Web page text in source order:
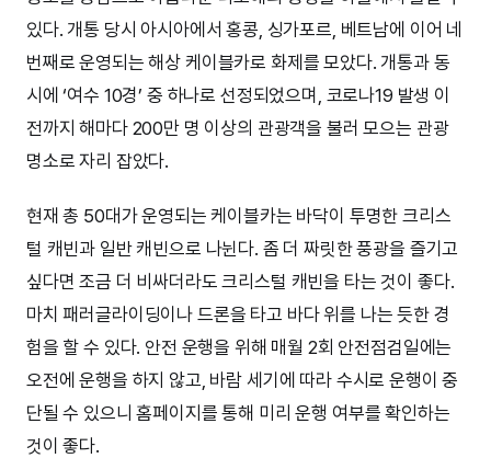
있다. 개통 당시 아시아에서 홍콩, 싱가포르, 베트남에 이어 네
번째로 운영되는 해상 케이블카로 화제를 모았다. 개통과 동
시에 ‘여수 10경’ 중 하나로 선정되었으며, 코로나19 발생 이
전까지 해마다 200만 명 이상의 관광객을 불러 모으는 관광
명소로 자리 잡았다.
현재 총 50대가 운영되는 케이블카는 바닥이 투명한 크리스
털 캐빈과 일반 캐빈으로 나뉜다. 좀 더 짜릿한 풍광을 즐기고
싶다면 조금 더 비싸더라도 크리스털 캐빈을 타는 것이 좋다.
마치 패러글라이딩이나 드론을 타고 바다 위를 나는 듯한 경
험을 할 수 있다. 안전 운행을 위해 매월 2회 안전점검일에는
오전에 운행을 하지 않고, 바람 세기에 따라 수시로 운행이 중
단될 수 있으니 홈페이지를 통해 미리 운행 여부를 확인하는
것이 좋다.